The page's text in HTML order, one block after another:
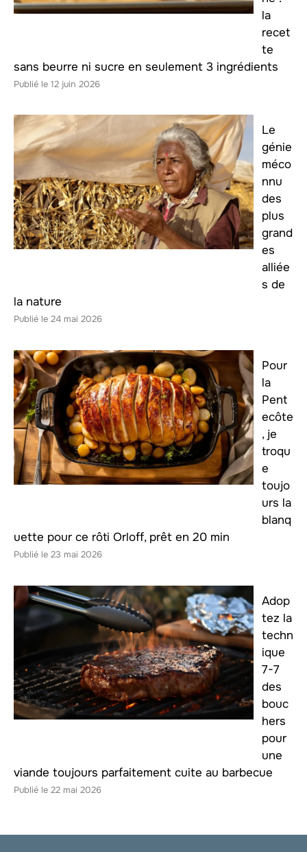
la
recet
te
sans beurre ni sucre en seulement 3 ingrédients
12 juin 2026
Le
génie
méco
nnu
des
plus
grand
es
alliée
s de
la nature
24 mai 2026
Pour
la
Pent
ecôte
, je
troqu
e
toujo
urs la
blanq
uette pour ce rôti Orloff, prêt en 20 min
23 mai 2026
Adop
tez la
techn
ique
7-7
des
bouc
hers
pour
une
viande toujours parfaitement cuite au barbecue
22 mai 2026